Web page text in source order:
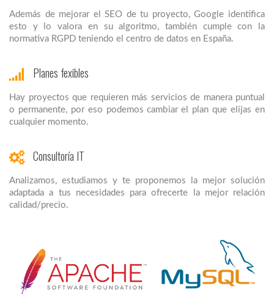
Además de mejorar el SEO de tu proyecto, Google identifica
esto y lo valora en su algoritmo, también cumple con la
normativa RGPD teniendo el centro de datos en España.
Planes fexibles
Hay proyectos que requieren más servicios de manera puntual
o permanente, por eso podemos cambiar el plan que elijas en
cualquier momento.
Consultoría IT
Analizamos, estudiamos y te proponemos la mejor solución
adaptada a tus necesidades para ofrecerte la mejor relación
calidad/precio.